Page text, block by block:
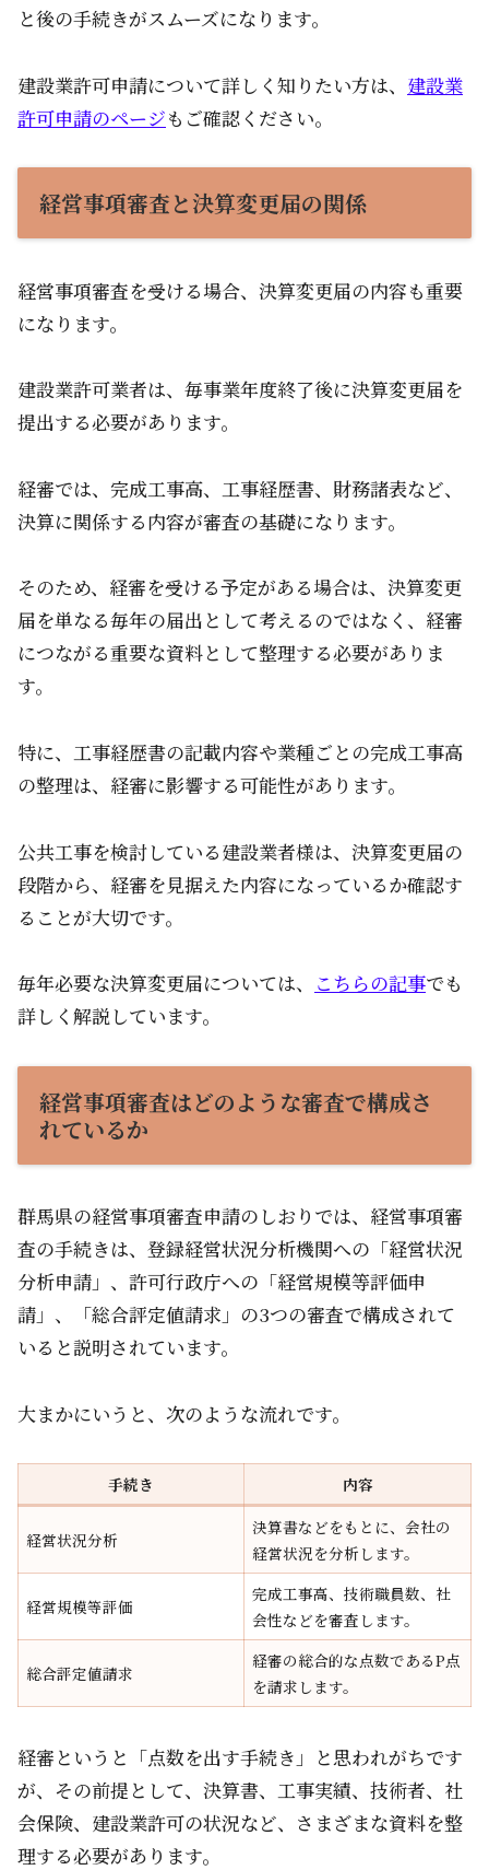
と後の手続きがスムーズになります。
建設業許可申請について詳しく知りたい方は、 建設業
許可申請のページもご確認ください。
経営事項審査と決算変更届の関係
経営事項審査を受ける場合、決算変更届の内容も重要
になります。
建設業許可業者は、毎事業年度終了後に決算変更届を
提出する必要があります。
経審では、完成工事高、工事経歴書、財務諸表など、
決算に関係する内容が審査の基礎になります。
そのため、経審を受ける予定がある場合は、決算変更
届を単なる毎年の届出として考えるのではなく、経審
につながる重要な資料として整理する必要がありま
す。
特に、工事経歴書の記載内容や業種ごとの完成工事高
の整理は、経審に影響する可能性があります。
公共工事を検討している建設業者様は、決算変更届の
段階から、経審を見据えた内容になっているか確認す
ることが大切です。
毎年必要な決算変更届については、 こちらの記事でも
詳しく解説しています。
経営事項審査はどのような審査で構成さ
れているか
群馬県の経営事項審査申請のしおりでは、経営事項審
査の手続きは、登録経営状況分析機関への「経営状況
分析申請」、許可行政庁への「経営規模等評価申
請」、「総合評定値請求」の3つの審査で構成されて
いると説明されています。
大まかにいうと、次のような流れです。
手続き 内容
経営状況分析
決算書などをもとに、会社の
経営状況を分析します。
経営規模等評価
完成工事高、技術職員数、社
会性などを審査します。
総合評定値請求
経審の総合的な点数であるP点
を請求します。
経審というと「点数を出す手続き」と思われがちです
が、その前提として、決算書、工事実績、技術者、社
会保険、建設業許可の状況など、さまざまな資料を整
理する必要があります。